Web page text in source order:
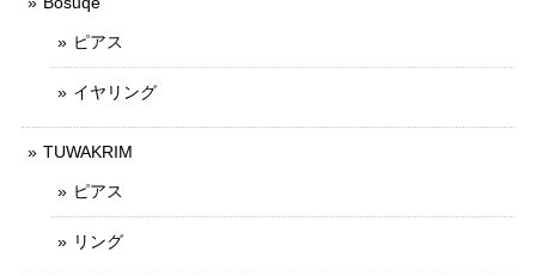
ピアス
イヤリング
TUWAKRIM
ピアス
リング